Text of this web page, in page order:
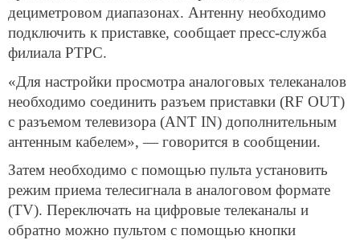
дециметровом диапазонах. Антенну необходимо
подключить к приставке, сообщает пресс-служба
филиала РТРС.
«Для настройки просмотра аналоговых телеканалов
необходимо соединить разъем приставки (RF OUT)
с разъемом телевизора (ANT IN) дополнительным
антенным кабелем», — говорится в сообщении.
Затем необходимо с помощью пульта установить
режим приема телесигнала в аналоговом формате
(TV). Переключать на цифровые телеканалы и
обратно можно пультом с помощью кнопки